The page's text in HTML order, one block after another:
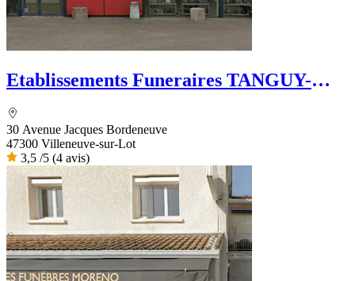
Etablissements Funeraires TANGUY-
30 Avenue Jacques Bordeneuve
47300 Villeneuve-sur-Lot
3,5 /5 (4 avis)